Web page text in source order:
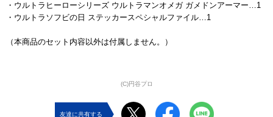
・ウルトラヒーローシリーズ ウルトラマンオメガ ガメドンアーマー…1
・ウルトラソフビの日 ステッカースペシャルファイル…1
（本商品のセット内容以外は付属しません。）
(C)円谷プロ
友達に共有する